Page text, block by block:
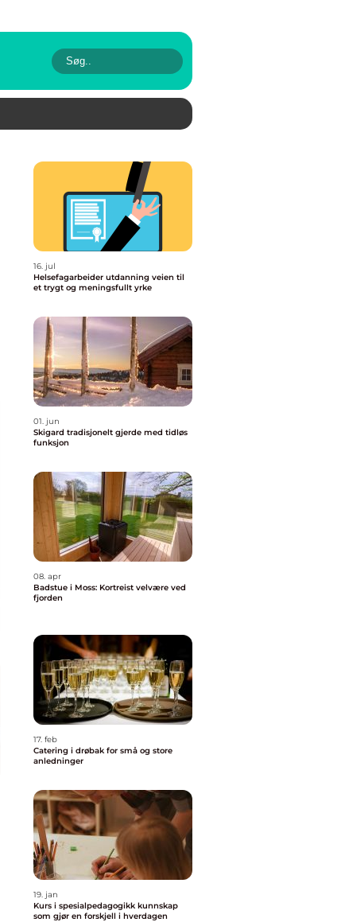
16. jul
Helsefagarbeider utdanning veien til
et trygt og meningsfullt yrke
01. jun
Skigard tradisjonelt gjerde med tidløs
funksjon
08. apr
Badstue i Moss: Kortreist velvære ved
fjorden
17. feb
Catering i drøbak for små og store
anledninger
19. jan
Kurs i spesialpedagogikk kunnskap
som gjør en forskjell i hverdagen